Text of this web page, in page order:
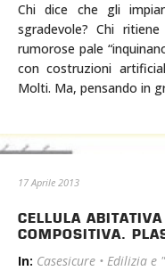
Chi dice che gli
sgradevole? Chi
rumorose pale
con costruzioni
Molti. Ma, pensando in
17 Aprile 2013
CELLULA
COMPOSITIVA.
In: Casesicure • Edilizia e